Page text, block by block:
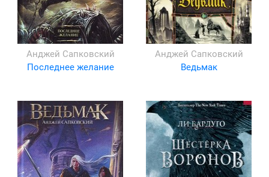
Анджей Сапковский
Последнее желание
Анджей Сапковский
Ведьмак